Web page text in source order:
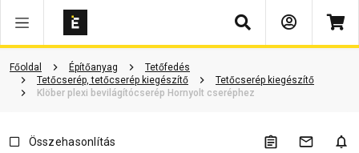
Keresés
Főoldal Építőanyag
Tetőfedés
Tetőcserép, tetőcserép kiegészítő
Tetőcserép kiegészítő
Klöber plexi bevilágítócserép Hornyolt cseréphez
Vásárlói vélemények Kérdések és válaszok Kapcsolódó cikkek
Összehasonlítás